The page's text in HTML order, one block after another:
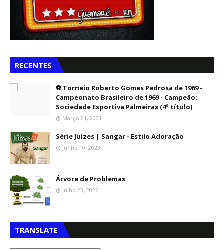
RECENTES
⚽ Torneio Roberto Gomes Pedrosa de 1969 -
Campeonato Brasileiro de 1969 - Campeão:
Sociedade Esportiva Palmeiras (4º título)
Março 21, 2021
Série Juízes | Sangar - Estilo Adoração
Junho 10, 2023
Árvore de Problemas
Julho 23, 2026
TRANSLATE